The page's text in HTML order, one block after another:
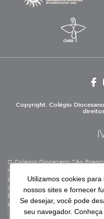
Copyright. Colégio
O Colégio Diocesano São
mantido pela Associação
privado sem fins lucrativos,
cultural, assistencial e
Beneficente de Assistência
assistência social.
Utilizamos cookies
nossos sites e fornecer
Se desejar, você pode
seu navegador. Conheça